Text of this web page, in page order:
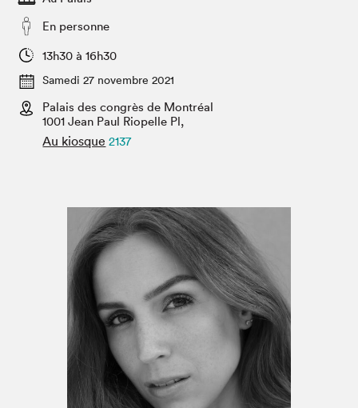
Espace exposant⋅e⋅s
Espace enseignant·e·s
SLM PRO
Salon au Palais
Projets partenaires
En personne
13h30 à 16h30
Samedi 27 novembre 2021
Palais des congrès de Montréal
1001 Jean Paul Riopelle Pl,
Au kiosque 2137